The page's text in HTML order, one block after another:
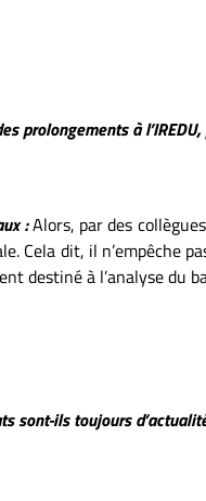
prolongements à
:Alors, par des
Cela dit, il n’empêche
destiné à l’analyse du
sont-ils toujours